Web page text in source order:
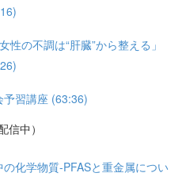
の不調は“肝臓”から整える」
予習講座 (63:36)
中）
化学物質-PFASと重金属につい